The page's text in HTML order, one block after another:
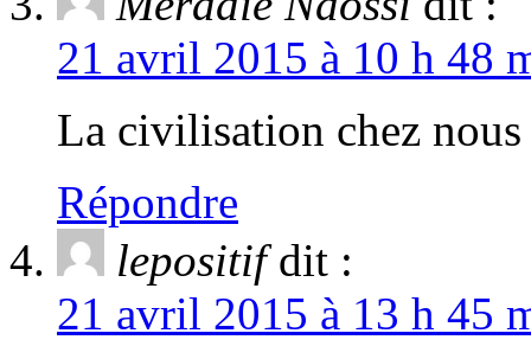
21 avril 2015 à 10 h 48
La civilisation chez
Répondre
lepositif dit :
21 avril 2015 à 13 h 45